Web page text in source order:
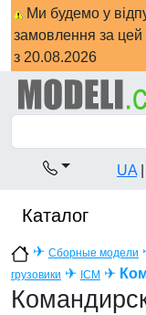
Ми будемо у
замовлення за цей
з 20.08.2026
UA
Каталог
✈ Сборные модели
грузовики ✈ ICM ✈